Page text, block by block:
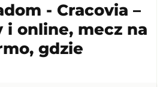
- Cracovia –
online, mecz na
gdzie